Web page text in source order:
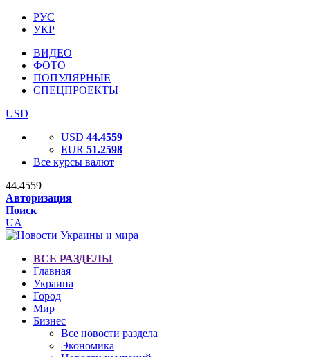
РУС
УКР
ВИДЕО
ФОТО
ПОПУЛЯРНЫЕ
СПЕЦПРОЕКТЫ
USD
USD 44.4559
EUR 51.2598
Все курсы валют
44.4559
Авторизация
Поиск
UA
ВСЕ РАЗДЕЛЫ
Главная
Украина
Город
Мир
Бизнес
Все новости раздела
Экономика